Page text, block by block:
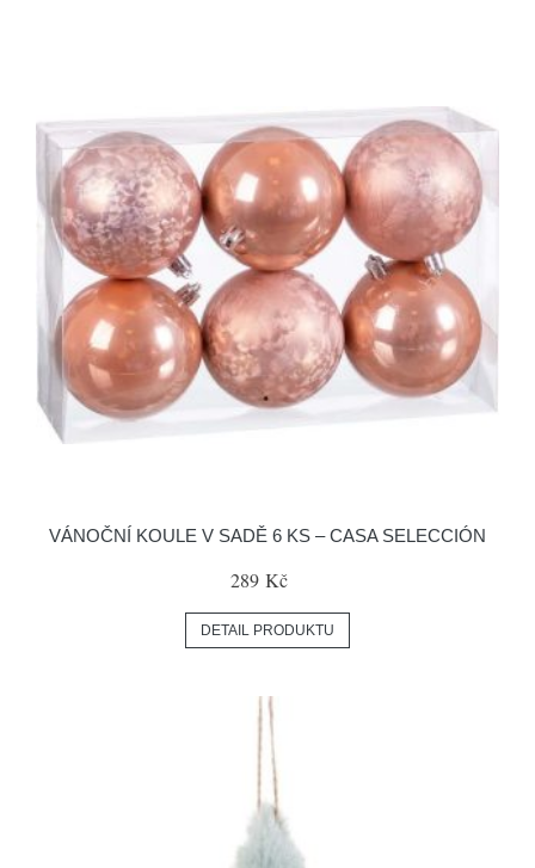
VÁNOČNÍ KOULE V SADĚ 6 KS – CASA SELECCIÓN
289 Kč
DETAIL PRODUKTU